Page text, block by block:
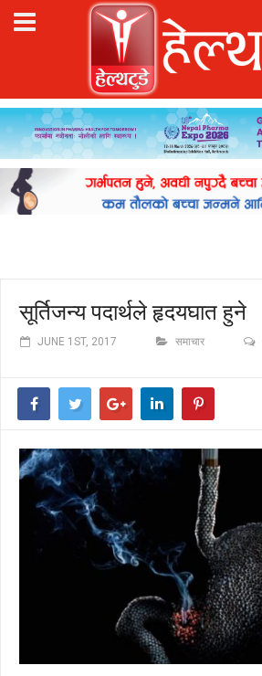
सूर्तिजन्य पदार्थले हृदयघात हुने
JUNE 1ST, 2017 समाचार